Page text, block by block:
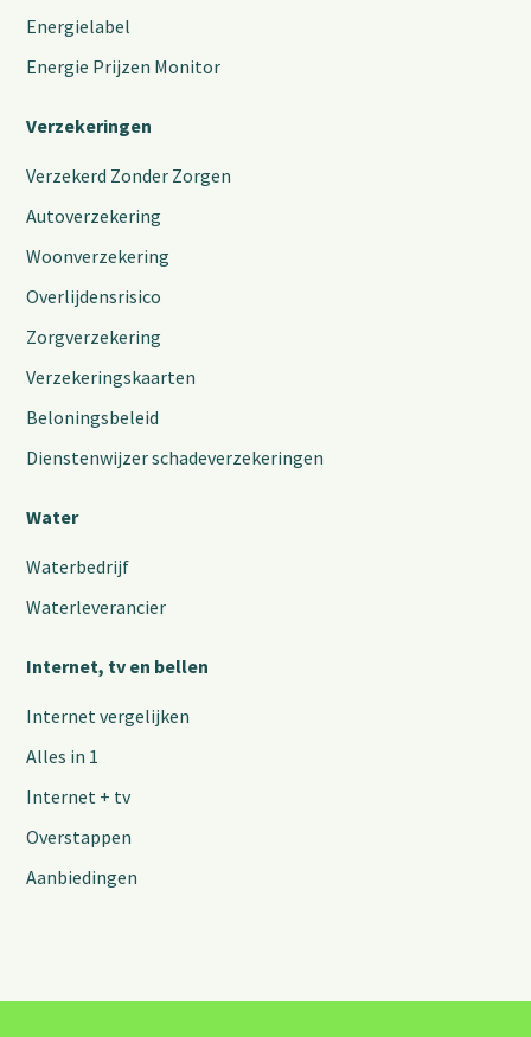
Energielabel
Energie Prijzen Monitor
Verzekeringen
Verzekerd Zonder Zorgen
Autoverzekering
Woonverzekering
Overlijdensrisico
Zorgverzekering
Verzekeringskaarten
Beloningsbeleid
Dienstenwijzer schadeverzekeringen
Water
Waterbedrijf
Waterleverancier
Internet, tv en bellen
Internet vergelijken
Alles in 1
Internet + tv
Overstappen
Aanbiedingen